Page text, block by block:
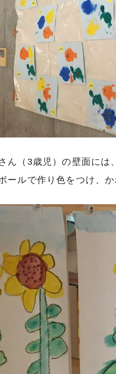
ん（3歳児）の壁面には
ールで作り色をつけ、